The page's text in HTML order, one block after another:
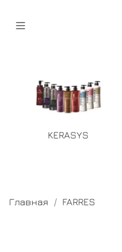
KERASYS
Главная FARRES